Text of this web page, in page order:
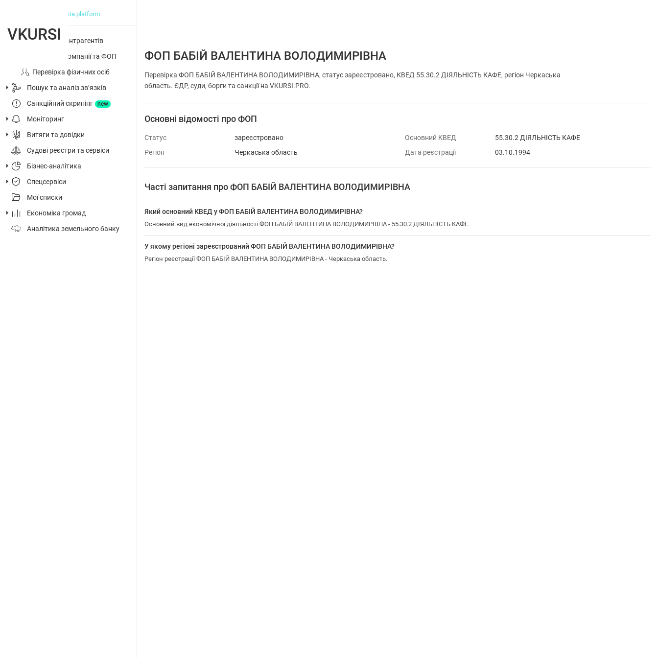
big data platform
Перевірка контрагентів
Досьє на компанії та ФОП
Перевірка фізичних осіб
Пошук та аналіз звʼязків
Санкційний скринінг
new
Моніторинг
Витяги та довідки
Судові реєстри та сервіси
Бізнес-аналітика
Спецсервіси
Мої списки
Економіка громад
Аналітика земельного банку
ФОП БАБІЙ ВАЛЕНТИНА ВОЛОДИМИРІВНА
Перевірка ФОП БАБІЙ ВАЛЕНТИНА ВОЛОДИМИРІВНА, статус зареєстровано, КВЕД 55.30.2 ДІЯЛЬНІСТЬ КАФЕ, регіон Черкаська
область. ЄДР, суди, борги та санкції на VKURSI.PRO.
Основні відомості про ФОП
Статус зареєстровано Основний КВЕД
55.30.2 ДІЯЛЬНІСТЬ КАФЕ
Регіон
Черкаська область Дата реєстрації 03.10.1994
Часті запитання про ФОП БАБІЙ ВАЛЕНТИНА ВОЛОДИМИРІВНА
Який основний КВЕД у ФОП БАБІЙ ВАЛЕНТИНА ВОЛОДИМИРІВНА?
Основний вид економічної діяльності ФОП БАБІЙ ВАЛЕНТИНА ВОЛОДИМИРІВНА - 55.30.2 ДІЯЛЬНІСТЬ КАФЕ.
У якому регіоні зареєстрований ФОП БАБІЙ ВАЛЕНТИНА ВОЛОДИМИРІВНА?
Регіон реєстрації ФОП БАБІЙ ВАЛЕНТИНА ВОЛОДИМИРІВНА - Черкаська область.
VKURSI